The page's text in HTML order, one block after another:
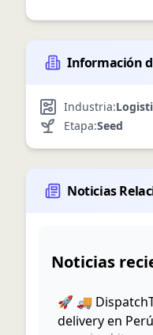
Información
Industria:
Etapa:Seed
Noticias
Noticias
🚀 🚚
delivery en